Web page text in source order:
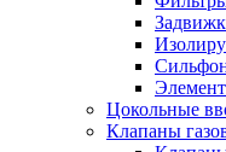
Цокольные
Клапаны